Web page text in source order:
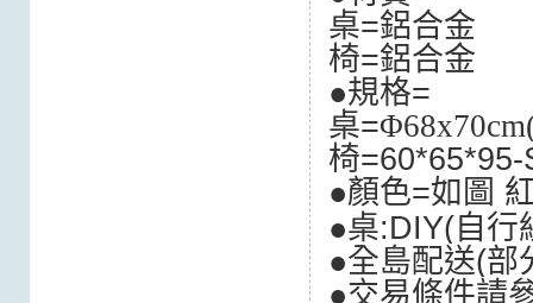
桌=鋁合金
椅=鋁合金
●規格=
桌=
椅
●顏色=如圖
●桌:DIY(自行
●全島配送(部
●交易條件請